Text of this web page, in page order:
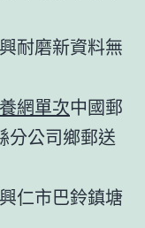
耐磨新資料無
網單次中國郵
分公司鄉郵送
仁市巴鈴鎮塘